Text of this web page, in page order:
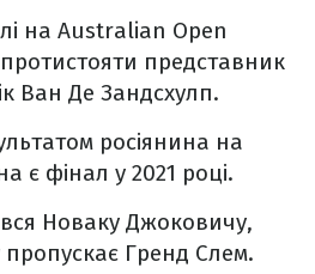
на Australian Open
представник
Ван Де Зандсхулп​.
росіянина на
є фінал у 2021 році.
Новаку Джоковичу,
Гренд Слем.